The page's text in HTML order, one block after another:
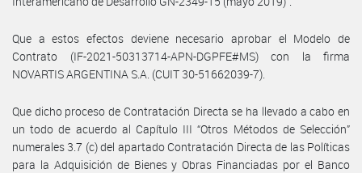
Que a estos efectos deviene necesario aprobar el Modelo de
Contrato (IF-2021-50313714-APN-DGPFE#MS) con la firma
NOVARTIS ARGENTINA S.A. (CUIT 30-51662039-7).
Que dicho proceso de Contratación Directa se ha llevado a cabo en
un todo de acuerdo al Capítulo III “Otros Métodos de Selección”
numerales 3.7 (c) del apartado Contratación Directa de las Políticas
para la Adquisición de Bienes y Obras Financiadas por el Banco